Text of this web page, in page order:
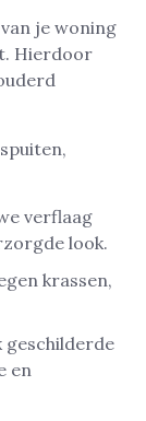
je woning
Hierdoor
verflaag
look.
krassen,
geschilderde
en